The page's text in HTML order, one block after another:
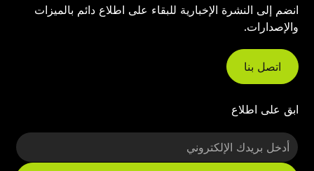
انضم إلى النشرة الإخبارية للبقاء على اطلاع دائم بالميزات
والإصدارات.
اتصل بنا
ابق على اطلاع